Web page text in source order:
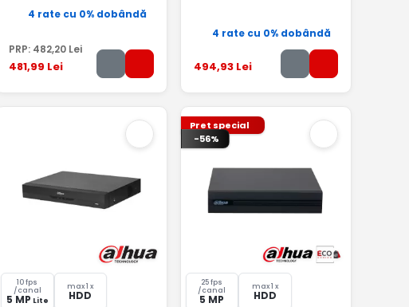
4 rate cu 0% dobândă
PRP: 482,20 Lei
481,99 Lei
4 rate cu 0% dobândă
494,93Lei
10 fps
/canal
5 MP Lite
max 1 x
HDD
Pret special
-56%
25 fps
/canal
5 MP
max 1 x
HDD